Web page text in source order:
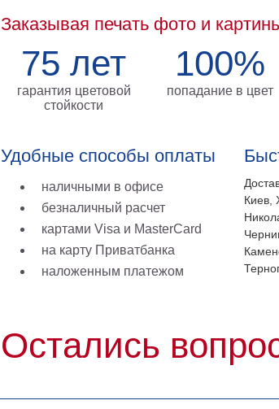
Заказывая печать фото и
75 лет
гарантия цветовой
стойкости
100%
попадание в цвет
Удобные способы оплаты
наличными в офисе
безналичный расчет
картами Visa и MasterCard
на карту Приватбанка
наложенным платежом
Киев,
Остались